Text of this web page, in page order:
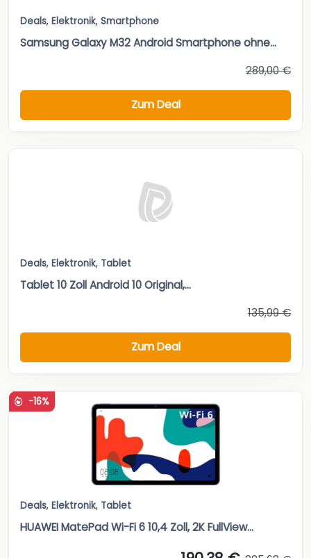
Deals, Elektronik, Smartphone
Samsung Galaxy M32 Android Smartphone ohne...
289,00 €
Zum Deal
Deals, Elektronik, Tablet
Tablet 10 Zoll Android 10 Original,...
135,99 €
Zum Deal
-16%
Deals, Elektronik, Tablet
HUAWEI MatePad Wi-Fi 6 10,4 Zoll, 2K FullView...